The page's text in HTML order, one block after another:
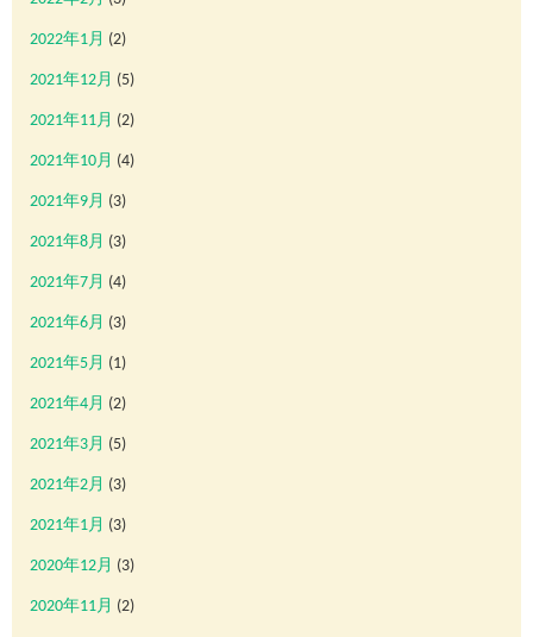
2022年1月 (2)
2021年12月 (5)
2021年11月 (2)
2021年10月 (4)
2021年9月 (3)
2021年8月 (3)
2021年7月 (4)
2021年6月 (3)
2021年5月 (1)
2021年4月 (2)
2021年3月 (5)
2021年2月 (3)
2021年1月 (3)
2020年12月 (3)
2020年11月 (2)